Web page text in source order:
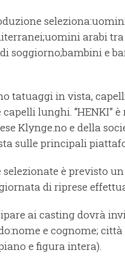
arabi tra
soggiorno;bambini e
tatuaggi in vista,
lunghi. “HENKI”
Klynge.no e della
sulle principali
selezionate è previsto
di riprese
ai casting dovrà
e cognome;
e figura intera).